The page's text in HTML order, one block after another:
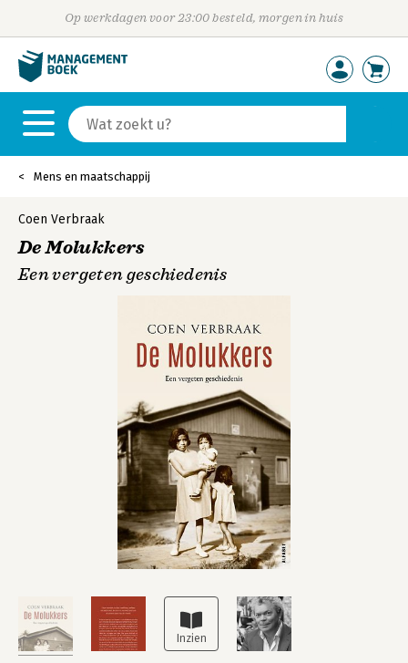
Op werkdagen voor 23:00 besteld, morgen in huis
Mens en maatschappij
Coen Verbraak
De Molukkers
Een vergeten geschiedenis